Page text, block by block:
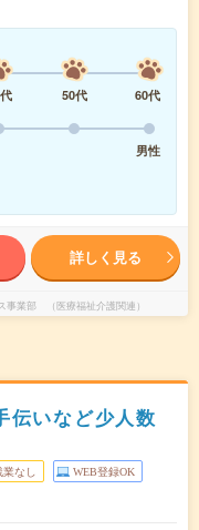
50代
60代
男性
詳しく見る
業部 （医療福祉介護関連）
伝いなど少人数
業なし WEB登録OK